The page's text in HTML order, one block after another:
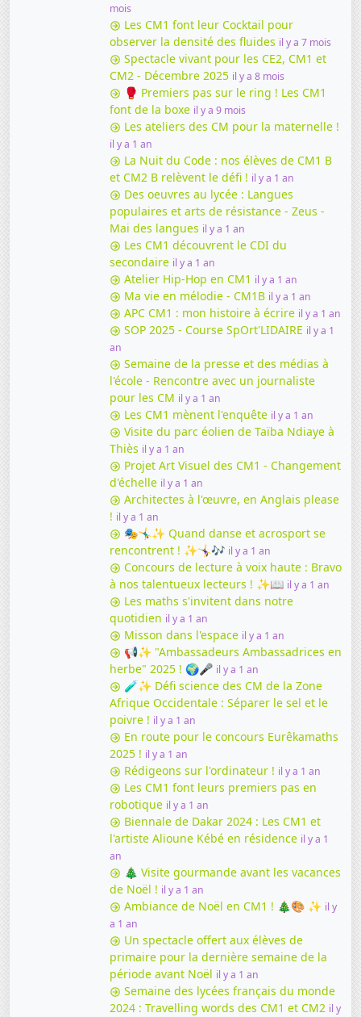
mois
Les CM1 font leur Cocktail pour
observer la densité des fluides il y a 7 mois
Spectacle vivant pour les CE2, CM1 et
CM2 - Décembre 2025 il y a 8 mois
🥊 Premiers pas sur le ring ! Les CM1
font de la boxe il y a 9 mois
Les ateliers des CM pour la maternelle !
il y a 1 an
La Nuit du Code : nos élèves de CM1 B
et CM2 B relèvent le défi ! il y a 1 an
Des oeuvres au lycée : Langues
populaires et arts de résistance - Zeus -
Mai des langues il y a 1 an
Les CM1 découvrent le CDI du
secondaire il y a 1 an
Atelier Hip-Hop en CM1 il y a 1 an
Ma vie en mélodie - CM1B il y a 1 an
APC CM1 : mon histoire à écrire il y a 1 an
SOP 2025 - Course SpOrt'LIDAIRE il y a 1
an
Semaine de la presse et des médias à
l'école - Rencontre avec un journaliste
pour les CM il y a 1 an
Les CM1 mènent l'enquête il y a 1 an
Visite du parc éolien de Taïba Ndiaye à
Thiès il y a 1 an
Projet Art Visuel des CM1 - Changement
d'échelle il y a 1 an
Architectes à l'œuvre, en Anglais please
! il y a 1 an
🎭🤸‍♂️✨ Quand danse et acrosport se
rencontrent ! ✨🤸‍♀️🎶 il y a 1 an
Concours de lecture à voix haute : Bravo
à nos talentueux lecteurs ! ✨📖 il y a 1 an
Les maths s'invitent dans notre
quotidien il y a 1 an
Misson dans l'espace il y a 1 an
📢✨ "Ambassadeurs Ambassadrices en
herbe" 2025 ! 🌍🎤 il y a 1 an
🧪✨ Défi science des CM de la Zone
Afrique Occidentale : Séparer le sel et le
poivre ! il y a 1 an
En route pour le concours Eurêkamaths
2025 ! il y a 1 an
Rédigeons sur l'ordinateur ! il y a 1 an
Les CM1 font leurs premiers pas en
robotique il y a 1 an
Biennale de Dakar 2024 : Les CM1 et
l'artiste Alioune Kébé en résidence il y a 1
an
🎄 Visite gourmande avant les vacances
de Noël ! il y a 1 an
Ambiance de Noël en CM1 ! 🎄🎨 ✨ il y
a 1 an
Un spectacle offert aux élèves de
primaire pour la dernière semaine de la
période avant Noël il y a 1 an
Semaine des lycées français du monde
2024 : Travelling words des CM1 et CM2 il y